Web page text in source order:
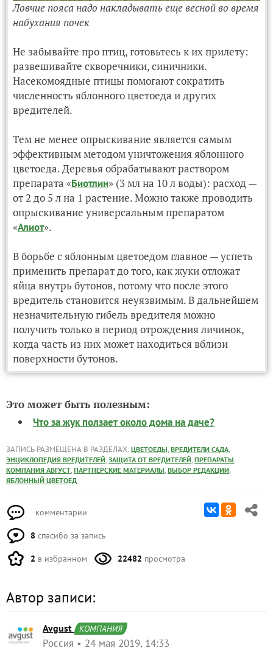
Ловчие пояса надо накладывать еще весной во время
набухания почек
Не забывайте про птиц, готовьтесь к их прилету:
развешивайте скворечники, синичники.
Насекомоядные птицы помогают сократить
численность яблонного цветоеда и других
вредителей.
Тем не менее опрыскивание является самым
эффективным методом уничтожения яблонного
цветоеда. Деревья обрабатывают раствором
препарата «Биотлин» (3 мл на 10 л воды): расход —
от 2 до 5 л на 1 растение. Можно также проводить
опрыскивание универсальным препаратом
«Алиот».
В борьбе с яблонным цветоедом главное — успеть
применить препарат до того, как жуки отложат
яйца внутрь бутонов, потому что после этого
вредитель становится неуязвимым. В дальнейшем
незначительную гибель вредителя можно
получить только в период отрождения личинок,
когда часть из них может находиться вблизи
поверхности бутонов.
Это может быть полезным:
Что за жук ползает около дома на даче?
ЗАПИСЬ РАЗМЕЩЕНА В РАЗДЕЛАХ: ЦВЕТОЕДЫ, ВРЕДИТЕЛИ САДА,
ЭНЦИКЛОПЕДИЯ ВРЕДИТЕЛЕЙ, ЗАЩИТА ОТ ВРЕДИТЕЛЕЙ, ПРЕПАРАТЫ,
КОМПАНИЯ АВГУСТ, ПАРТНЕРСКИЕ МАТЕРИАЛЫ, ВЫБОР РЕДАКЦИИ,
ЯБЛОННЫЙ ЦВЕТОЕД
комментарии
8 спасибо за запись
2 в избранном 22482 просмотра
Автор записи:
Avgust КОМПАНИЯ
Россия 24 мая 2019, 14:33